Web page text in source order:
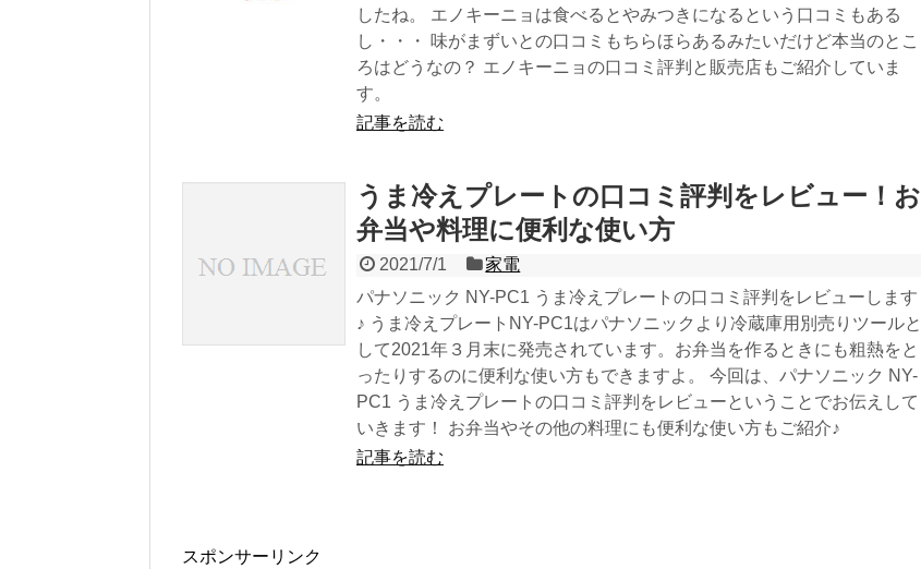
したね。 エノキーニョは食べるとやみつきになるという口コミもある
し・・・ 味がまずいとの口コミもちらほらあるみたいだけど本当のとこ
ろはどうなの？ エノキーニョの口コミ評判と販売店もご紹介していま
す。
記事を読む
うま冷えプレートの口コミ評判をレビュー！お
弁当や料理に便利な使い方
2021/7/1
家電
パナソニック NY-PC1 うま冷えプレートの口コミ評判をレビューします
♪ うま冷えプレートNY-PC1はパナソニックより冷蔵庫用別売りツールと
して2021年３月末に発売されています。お弁当を作るときにも粗熱をと
ったりするのに便利な使い方もできますよ。 今回は、パナソニック NY-
PC1 うま冷えプレートの口コミ評判をレビューということでお伝えして
いきます！ お弁当やその他の料理にも便利な使い方もご紹介♪
記事を読む
スポンサーリンク